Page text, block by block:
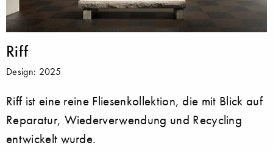
Riff
Design: 2025
Riff ist eine reine Fliesenkollektion, die mit Blick auf
Reparatur, Wiederverwendung und Recycling
entwickelt wurde.